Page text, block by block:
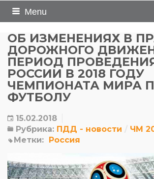
Menu
ОБ ИЗМЕНЕНИЯХ В
ДОРОЖНОГО
ПЕРИОД
РОССИИ В 2018 ГОДУ
ЧЕМПИОНАТА МИРА
ФУТБОЛУ
15.02.2018
Рубрика: ПДД - новости
ЧМ
Метки: Россия